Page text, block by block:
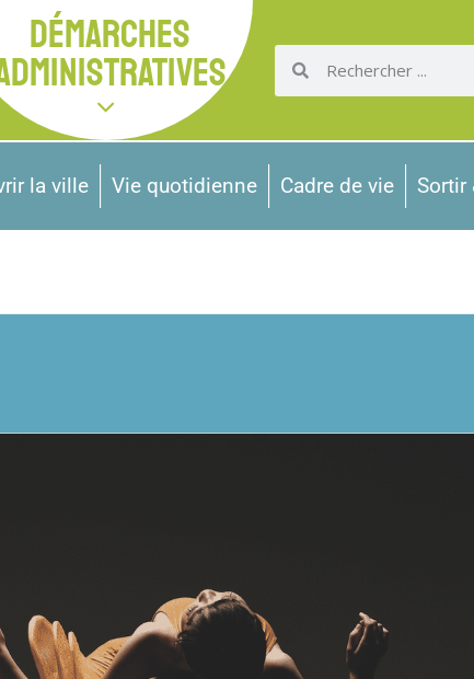
DÉMARCHES
la ville Vie quotidienne Cadre de vie Sortir